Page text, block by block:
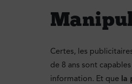
Certes, les
de 8 ans sont
information. Et que la